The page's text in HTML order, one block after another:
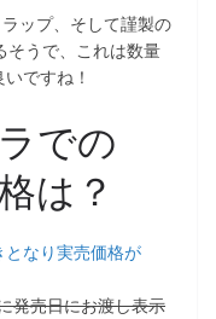
ップ、そして謹製の
そうで、これは数量
ですね！
での
は？
なり実売価格が
発売日にお渡し表示